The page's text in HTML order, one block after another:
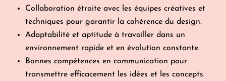
Collaboration étroite avec les équipes créatives et
techniques pour garantir la cohérence du design.
Adaptabilité et aptitude à travailler dans un
environnement rapide et en évolution constante.
Bonnes compétences en communication pour
transmettre efficacement les idées et les concepts.